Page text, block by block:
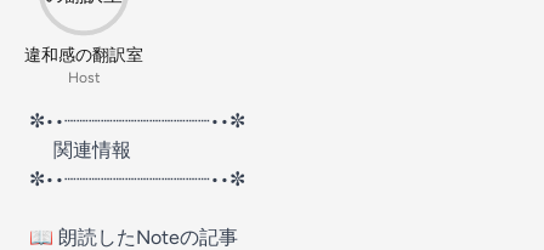
違和感の翻訳室
Host
✼••┈┈┈┈┈┈┈┈┈┈┈┈••✼
関連情報
✼••┈┈┈┈┈┈┈┈┈┈┈┈••✼
📖 朗読したNoteの記事